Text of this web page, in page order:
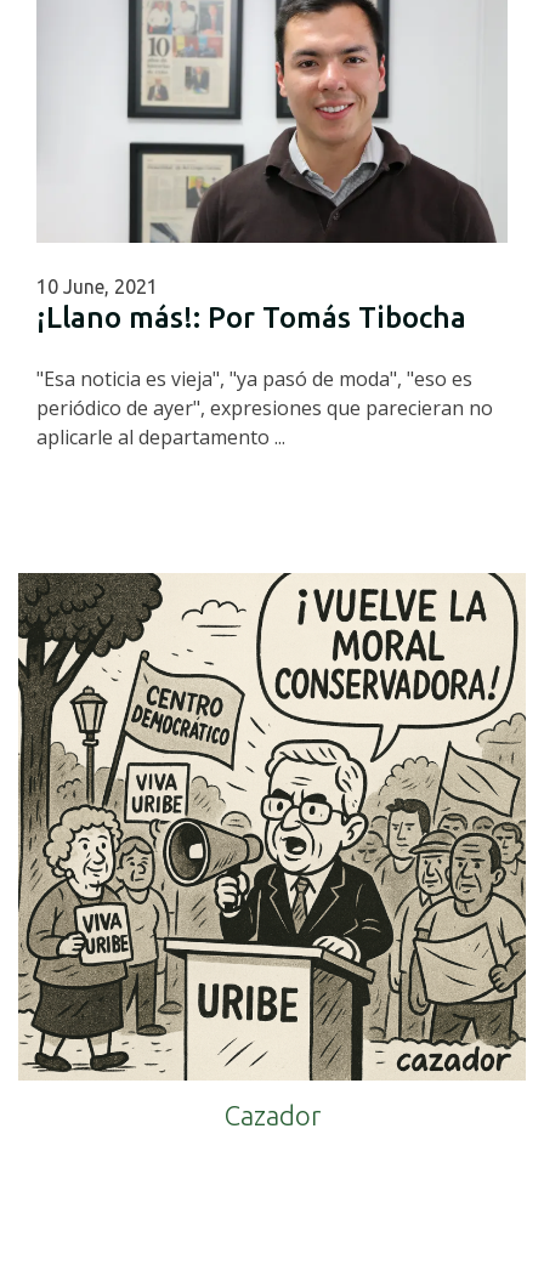
10 June, 2021
¡Llano más!: Por Tomás Tibocha
"Esa noticia es vieja", "ya pasó de moda", "eso es
periódico de ayer", expresiones que parecieran no
aplicarle al departamento ...
Cazador